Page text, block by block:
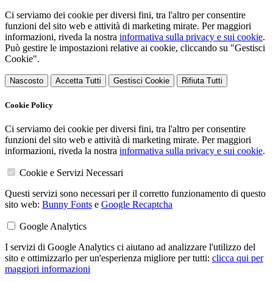
Ci serviamo dei cookie per diversi fini, tra l'altro per consentire
funzioni del sito web e attività di marketing mirate. Per maggiori
informazioni, riveda la nostra informativa sulla privacy e sui cookie.
Può gestire le impostazioni relative ai cookie, cliccando su "Gestisci
Cookie".
Nascosto Accetta Tutti Gestisci Cookie Rifiuta Tutti
Cookie Policy
Ci serviamo dei cookie per diversi fini, tra l'altro per consentire
funzioni del sito web e attività di marketing mirate. Per maggiori
informazioni, riveda la nostra informativa sulla privacy e sui cookie.
Cookie e Servizi Necessari
Questi servizi sono necessari per il corretto funzionamento di questo
sito web: Bunny Fonts e Google Recaptcha
Google Analytics
I servizi di Google Analytics ci aiutano ad analizzare l'utilizzo del
sito e ottimizzarlo per un'esperienza migliore per tutti: clicca qui per
maggiori informazioni